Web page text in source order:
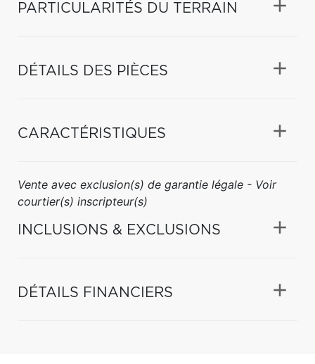
PARTICULARITÉS DU TERRAIN
DÉTAILS DES PIÈCES
CARACTÉRISTIQUES
Vente avec exclusion(s) de garantie légale - Voir
courtier(s) inscripteur(s)
INCLUSIONS & EXCLUSIONS
DÉTAILS FINANCIERS